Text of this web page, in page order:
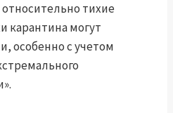
тихие
карантина могут
особенно с учетом
.